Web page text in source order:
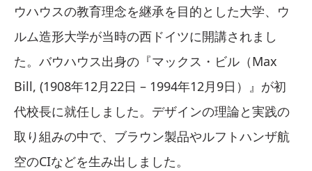
ウハウスの教育理念を継承を目的とした大学、ウ
ルム造形大学が当時の西ドイツに開講されまし
た。バウハウス出身の『マックス・ビル（Max
Bill, (1908年12月22日 – 1994年12月9日）』が初
代校長に就任しました。デザインの理論と実践の
取り組みの中で、ブラウン製品やルフトハンザ航
空のCIなどを生み出しました。